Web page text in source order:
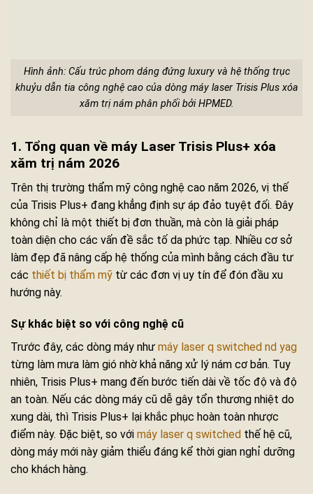
Hình ảnh: Cấu trúc phom dáng đứng luxury và hệ thống trục
khuỷu dẫn tia công nghệ cao của dòng máy laser Trisis Plus xóa
xăm trị nám phân phối bởi HPMED.
1. Tổng quan về máy Laser Trisis Plus+ xóa
xăm trị nám 2026
Trên thị trường thẩm mỹ công nghệ cao năm 2026, vị thế
của Trisis Plus+ đang khẳng định sự áp đảo tuyệt đối. Đây
không chỉ là một thiết bị đơn thuần, mà còn là giải pháp
toàn diện cho các vấn đề sắc tố da phức tạp. Nhiều cơ sở
làm đẹp đã nâng cấp hệ thống của mình bằng cách đầu tư
các thiết bị thẩm mỹ từ các đơn vị uy tín để đón đầu xu
hướng này.
Sự khác biệt so với công nghệ cũ
Trước đây, các dòng máy như máy laser q switched nd yag
từng làm mưa làm gió nhờ khả năng xử lý nám cơ bản. Tuy
nhiên, Trisis Plus+ mang đến bước tiến dài về tốc độ và độ
an toàn. Nếu các dòng máy cũ dễ gây tổn thương nhiệt do
xung dài, thì Trisis Plus+ lại khắc phục hoàn toàn nhược
điểm này. Đặc biệt, so với máy laser q switched thế hệ cũ,
dòng máy mới này giảm thiểu đáng kể thời gian nghỉ dưỡng
cho khách hàng.